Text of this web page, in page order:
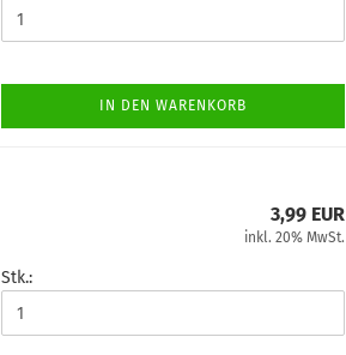
IN DEN WARENKORB
3,99 EUR
inkl. 20% MwSt.
Stk.: